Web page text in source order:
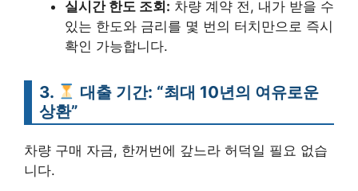
실시간 한도 조회: 차량 계약 전, 내가 받을 수
있는 한도와 금리를 몇 번의 터치만으로 즉시
확인 가능합니다.
3.
대출 기간: “최대 10년의 여유로운
상환”
차량 구매 자금, 한꺼번에 갚느라 허덕일 필요 없습
니다.